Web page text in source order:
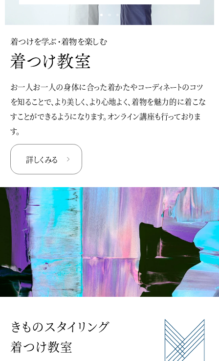
着つけを学ぶ・着物を楽しむ
お一人お一人の身体に合った着かたやコーディネートのコツ
を知ることで、より美しく、より心地よく、着物を魅力的に着こな
すことができるようになります。オンライン講座も行っておりま
す。
詳しくみる
きものスタイリング
着つけ教室